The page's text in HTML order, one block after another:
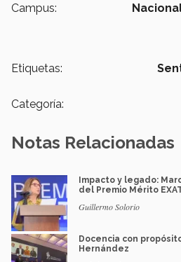
Campus:
Etiquetas:
Categoría:
Notas Relacionadas
Impacto y legado:
del Premio Mérito
Guillermo Solorio
Docencia con
Hernández